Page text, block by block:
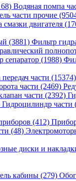
Водяная помпа
части прочие
смазки двигателя
(3881) Фильтр
сепаратор (1988)
части (15374)
части (2469)
части (2392)
Гидроцилиндр части
(412)
(48)
диски и
кабины (279)